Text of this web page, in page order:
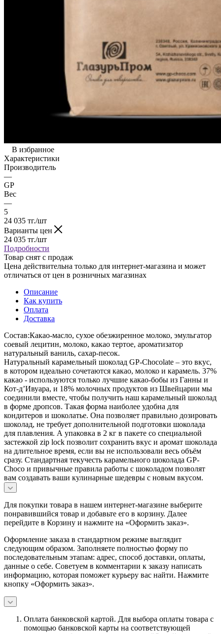
В избранное
Характеристики
Производитель
—
GP
Вес
—
5
24 035 тг./шт
Варианты цен
24 035 тг./шт
Подробности
Товар снят с продаж
Цена действительна только для интернет-магазина и может
отличаться от цен в розничных магазинах
Описание
Как купить
Оплата
Доставка
Состав:Какао-масло, сухое обезжиренное молоко, эмульгатор
соевый лецитин, молоко, какао тертое, ароматизатор
натуральный ваниль, сахар-песок.
Натуральный карамельный шоколад GP-Chocolate – это вкус,
в котором идеально сочетаются какао, молоко и карамель. 37%
какао - используются только лучшие какао-бобы из Ганны и
Кот-д’Ивуара, и 18% молочных продуктов из Швейцарии мы
соединили вместе, чтобы получить наш карамельный шоколад
в форме дропсов. Такая форма наиболее удобна для
кондитеров и шоколатье. Она позволяет правильно дозировать
шоколад, не требует дополнительной подготовки шоколада
для плавления. А упаковка в 2 кг в пакете со специальной
застежкой zip lock позволит сохранить вкус и аромат шоколада
на длительное время, если вы не использовали весь объём
сразу. Стандартная текучесть карамельного шоколада GP-
Choco и привычные правила работы с шоколадом позволят
вам создавать ваши кулинарные шедевры с новым вкусом.
Для покупки товара в нашем интернет-магазине выберите
понравившийся товар и добавьте его в корзину. Далее
перейдите в Корзину и нажмите на «Оформить заказ».
Оформление заказа в стандартном режиме выглядит
следующим образом. Заполняете полностью форму по
последовательным этапам: адрес, способ доставки, оплаты,
данные о себе. Советуем в комментарии к заказу написать
информацию, которая поможет курьеру вас найти. Нажмите
кнопку «Оформить заказ».
Оплата банковской картой. Для выбора оплаты товара с
помощью банковской карты на соответствующей